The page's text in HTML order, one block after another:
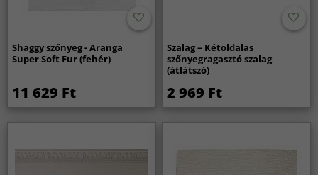
Shaggy szőnyeg - Aranga
Super Soft Fur (fehér)
11 629 Ft
Szalag – Kétoldalas
szőnyegragasztó szalag
(átlátszó)
2 969 Ft